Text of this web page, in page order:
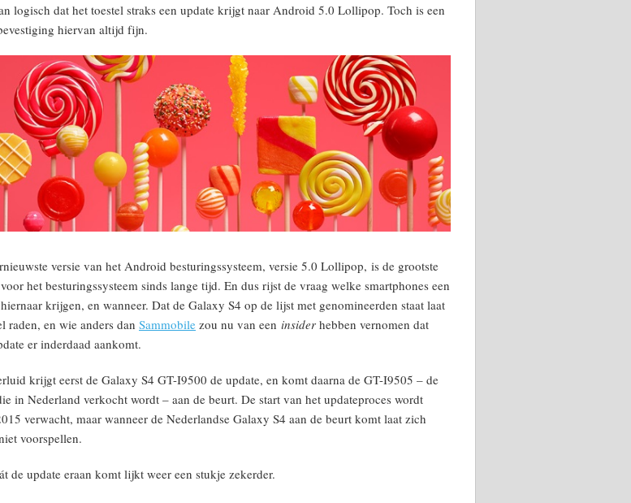
logisch dat het toestel straks een update krijgt naar Android 5.0 Lollipop. Toch is een
hiervan altijd fijn.
versie van het Android besturingssysteem, versie 5.0 Lollipop, is de grootste
het besturingssysteem sinds lange tijd. En dus rijst de vraag welke smartphones een
krijgen, en wanneer. Dat de Galaxy S4 op de lijst met genomineerden staat laat
raden, en wie anders dan Sammobile zou nu van een insider hebben vernomen dat
er inderdaad aankomt.
krijgt eerst de Galaxy S4 GT-I9500 de update, en komt daarna de GT-I9505 – de
in Nederland verkocht wordt – aan de beurt. De start van het updateproces wordt
verwacht, maar wanneer de Nederlandse Galaxy S4 aan de beurt komt laat zich
voorspellen.
de update eraan komt lijkt weer een stukje zekerder.